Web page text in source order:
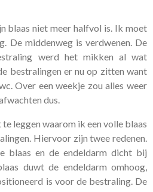
blaas niet meer halfvol is. Ik moet
De middenweg is verdwenen. De
werd het mikken al wat
bestralingen er nu op zitten want
Over een weekje zou alles weer
dus.
leggen waarom ik een volle blaas
Hiervoor zijn twee redenen.
blaas en de endeldarm dicht bij
duwt de endeldarm omhoog,
is voor de bestraling. De